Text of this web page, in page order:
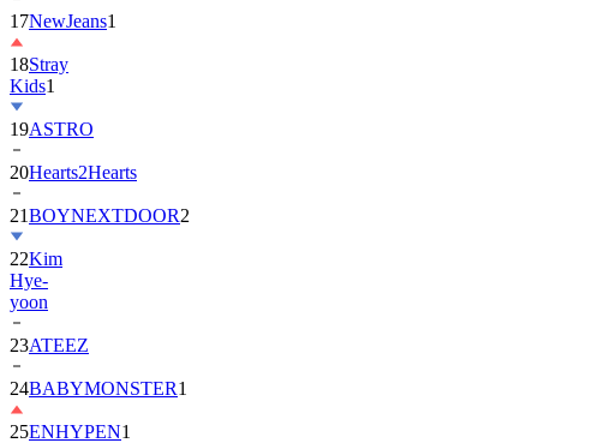
18Stray
Kids
19ASTRO
20Hearts2Hearts
21BOYNEXTDOOR
22Kim
Hye-
yoon
23ATEEZ
24BABYMONSTER
25ENHYPEN1
262PM2